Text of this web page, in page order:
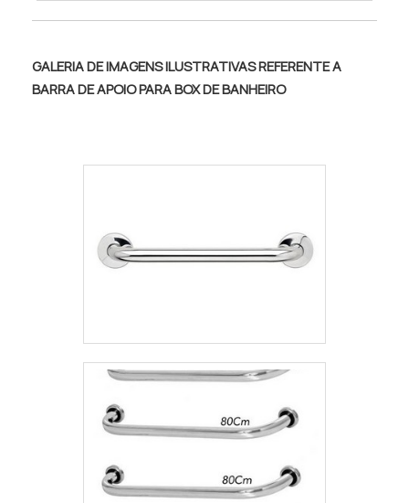
Orçamentos podem ser solicitados sem
atendendo à norma NBR 9050, obrigatória
em aço inox AISI 304, deve suportar no
mínimo 150 kg sem deformações. As
banheiros. Os modelos mais utilizados
incluem barras retas (ex: 80 cm), angulares
espaços com limitações de parede.
GALERIA DE IMAGENS ILUSTRATIVAS REFERENTE A
BARRA DE APOIO PARA BOX DE BANHEIRO